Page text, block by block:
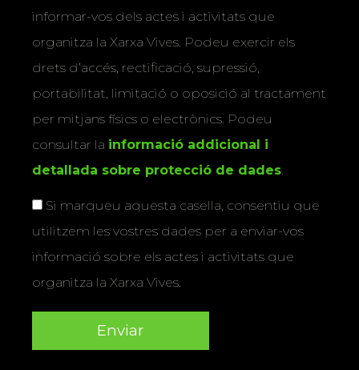
informar-vos dels actes i activitats que
organitza la Xarxa Vives. Podeu exercir els
drets d’accés, rectificació, supressió,
portabilitat, limitació o oposició al tractament
per mitjans físics o electrònics. Podeu
consultar la informació addicional i
detallada sobre protecció de dades.
Si marqueu aquesta casella, consentiu que
utilitzem les vostres dades per a enviar-vos
informació sobre els actes i activitats que
organitza la Xarxa Vives.